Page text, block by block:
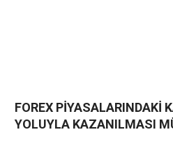
FOREX PİYASALARINDAKİ
YOLUYLA KAZANILMASI